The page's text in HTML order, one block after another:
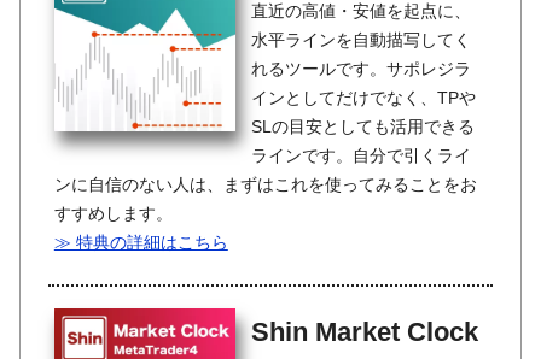
直近の高値・安値を起点に、
水平ラインを自動描写してく
れるツールです。サポレジラ
インとしてだけでなく、TPや
SLの目安としても活用できる
ラインです。自分で引くライ
ンに自信のない人は、まずはこれを使ってみることをお
すすめします。
≫ 特典の詳細はこちら
Shin Market Clock